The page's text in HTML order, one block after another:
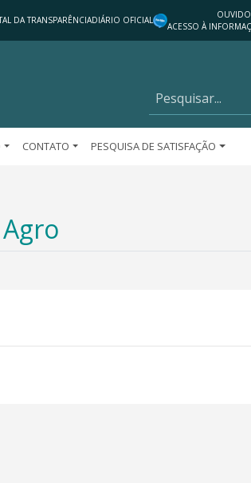
DA TRANSPARÊNCIADIÁRIO OFICIAL
ACESSO À
CONTATO PESQUISA DE SATISFAÇÃO